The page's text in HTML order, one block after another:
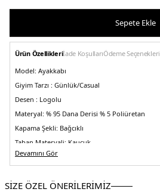
Sepete Ekle
Ürün Özellikleriİade KoşullarıÖdeme Seçenekleri
Model: Ayakkabı
Giyim Tarzı : Günlük/Casual
Desen : Logolu
Materyal: % 95 Dana Derisi % 5 Poliüretan
Kapama Şekli: Bağcıklı
Taban Materyali: Kauçuk
Burun Tipi:Yuvarlak Burun
5DE2STEVEND7608.69
Devamını Gör
SİZE ÖZEL ÖNERİLERİMİZ